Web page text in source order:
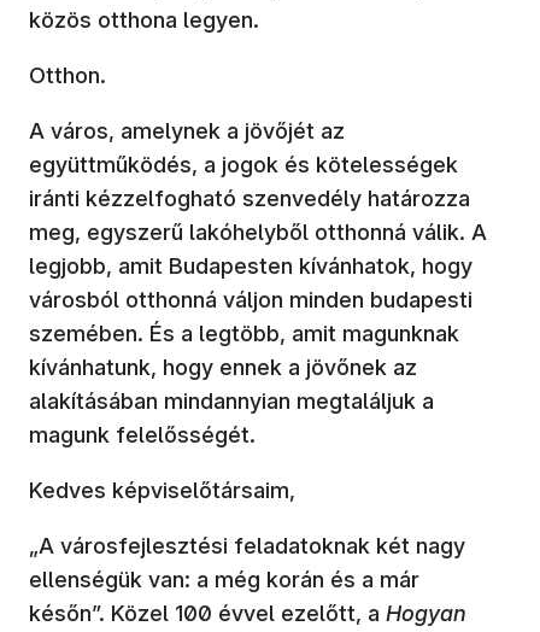
közös otthona legyen.
Otthon.
A város, amelynek a jövőjét az
együttműködés, a jogok és kötelességek
iránti kézzelfogható szenvedély határozza
meg, egyszerű lakóhelyből otthonná válik. A
legjobb, amit Budapesten kívánhatok, hogy
városból otthonná váljon minden budapesti
szemében. És a legtöbb, amit magunknak
kívánhatunk, hogy ennek a jövőnek az
alakításában mindannyian megtaláljuk a
magunk felelősségét.
Kedves képviselőtársaim,
„A városfejlesztési feladatoknak két nagy
ellenségük van: a még korán és a már
későn”. Közel 100 évvel ezelőtt, a Hogyan